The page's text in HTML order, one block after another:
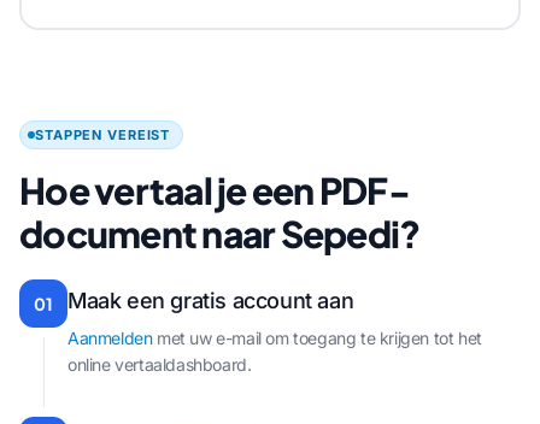
STAPPEN VEREIST
Hoe vertaal je een PDF-
document naar Sepedi?
01 Maak een gratis account aan
Aanmeldenmet uw e-mail om toegang te krijgen tot het
online vertaaldashboard.